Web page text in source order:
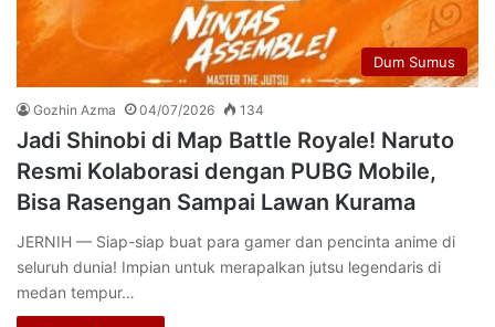
Dum Sumus
Gozhin Azma 04/07/2026 134
Jadi Shinobi di Map Battle Royale! Naruto
Resmi Kolaborasi dengan PUBG Mobile,
Bisa Rasengan Sampai Lawan Kurama
JERNIH — Siap-siap buat para gamer dan pencinta anime di
seluruh dunia! Impian untuk merapalkan jutsu legendaris di
medan tempur…